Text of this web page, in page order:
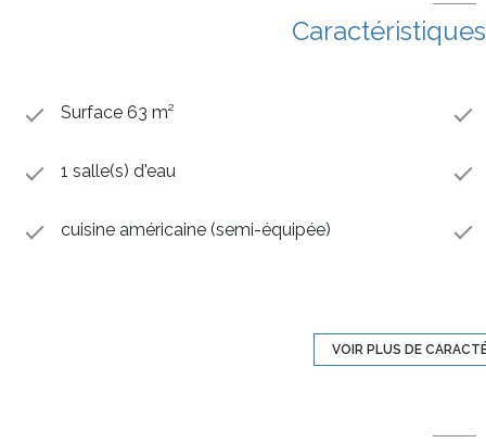
Surface 63 m²
1 salle(s) d'eau
cuisine américaine (semi-équipée)
VOIR PLUS DE